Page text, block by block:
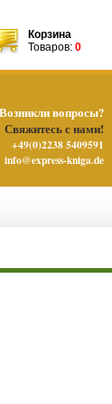
Корзина
Товаров: 0
Возникли вопросы?
Свяжитесь с нами!
+49(0)2238 5409591
info@express-kniga.de